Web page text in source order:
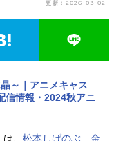
更新：2026-03-02
～｜アニメキャス
信情報・2024秋アニ
は、 松本しげのぶ
金